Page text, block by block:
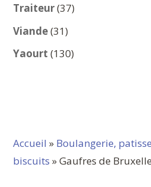
Traiteur 3737
Viande 3131
produits
Yaourt 130130
Accueil » Boulangerie,
biscuits » Gaufres de